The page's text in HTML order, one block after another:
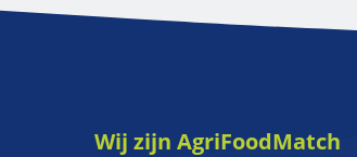
Wij zijn AgriFoodMatch